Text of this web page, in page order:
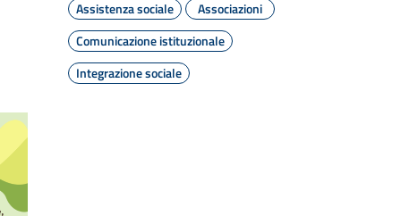
Assistenza sociale
Associazioni
Comunicazione istituzionale
Integrazione sociale